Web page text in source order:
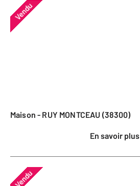
Vendu
Maison - RUY MONTCEAU (38300)
En savoir plus
Vendu